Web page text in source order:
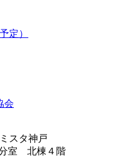
定）
スタ神戸
室 北棟４階